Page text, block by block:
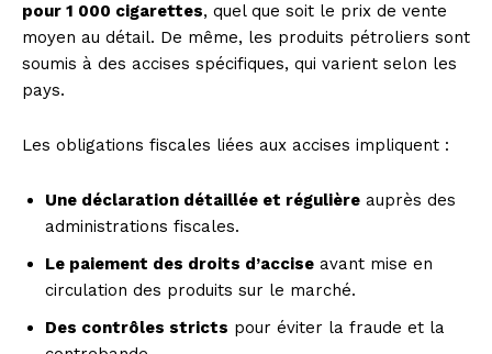
pour 1 000 cigarettes, quel que soit le prix de vente
moyen au détail. De même, les produits pétroliers sont
soumis à des accises spécifiques, qui varient selon les
pays.
Les obligations fiscales liées aux accises impliquent :
Une déclaration détaillée et régulière auprès des
administrations fiscales.
Le paiement des droits d’accise avant mise en
circulation des produits sur le marché.
Des contrôles stricts pour éviter la fraude et la